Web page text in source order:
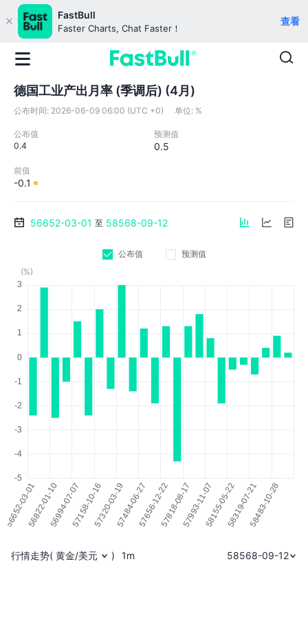
FastBull
Faster Charts, Chat Faster！
查看
德国工业产出月率 (季调后) (4月)
公布时间: 2026-06-09 06:00 (UTC +0) 单位: %
公布值
0.4
预测值
0.5
前值
-0.1
56652-03-01 至 58568-09-12
公布值
预测值
(%)
行情走势( 黄金/美元 ) 1m 58568-09-12